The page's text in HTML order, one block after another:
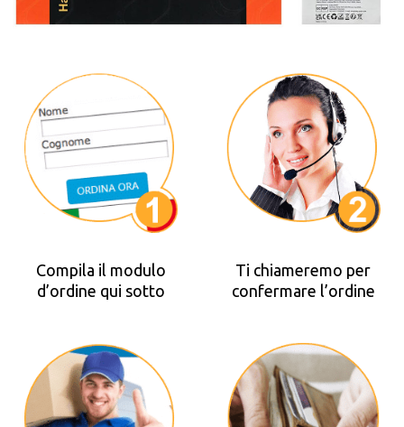
Compila il modulo
d’ordine qui sotto
Ti chiameremo per
confermare l’ordine